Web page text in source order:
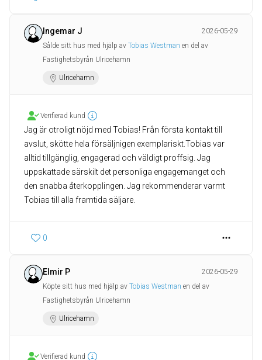
Ingemar J
2026-05-29
Sålde sitt hus med hjälp av Tobias Westman en del av
Fastighetsbyrån Ulricehamn
Ulricehamn
Verifierad kund
Jag är otroligt nöjd med Tobias! Från första kontakt till
avslut, skötte hela försäljnigen exemplariskt.Tobias var
alltid tillgänglig, engagerad och väldigt proffsig. Jag
uppskattade särskilt det personliga engagemanget och
den snabba återkopplingen. Jag rekommenderar varmt
Tobias till alla framtida säljare.
0
Elmir P
2026-05-29
Köpte sitt hus med hjälp av Tobias Westman en del av
Fastighetsbyrån Ulricehamn
Ulricehamn
Verifierad kund